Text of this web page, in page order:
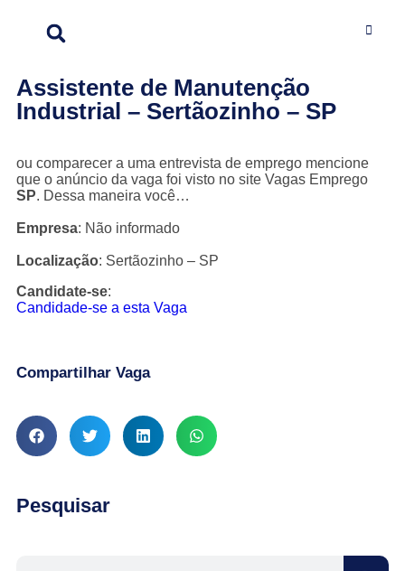
Assistente de Manutenção
Industrial – Sertãozinho – SP
ou comparecer a uma entrevista de emprego mencione
que o anúncio da vaga foi visto no site Vagas Emprego
SP. Dessa maneira você…
Empresa: Não informado
Localização: Sertãozinho – SP
Candidate-se:
Candidade-se a esta Vaga
Compartilhar Vaga
Pesquisar